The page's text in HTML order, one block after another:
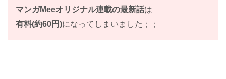
マンガMeeオリジナル連載の最新話は
有料(約60円)になってしまいました；；